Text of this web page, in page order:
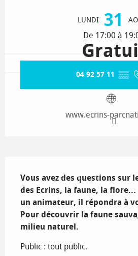
LUNDI 31
De 17:00 à
04 92 57 11 ▒▒
www.ecrins-
Vous avez des questions sur
des Ecrins, la faune, la
un animateur, il répondra à
Pour découvrir la faune
milieu naturel.
Public : tout public.